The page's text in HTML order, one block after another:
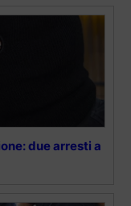
due arresti a